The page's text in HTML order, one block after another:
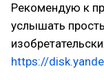
Рекомендую к
услышать
https://